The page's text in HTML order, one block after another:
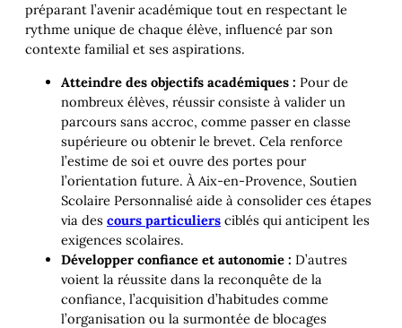
préparant l’avenir académique tout en respectant le
rythme unique de chaque élève, influencé par son
contexte familial et ses aspirations.
Atteindre des objectifs académiques : Pour de
nombreux élèves, réussir consiste à valider un
parcours sans accroc, comme passer en classe
supérieure ou obtenir le brevet. Cela renforce
l’estime de soi et ouvre des portes pour
l’orientation future. À Aix-en-Provence, Soutien
Scolaire Personnalisé aide à consolider ces étapes
via des cours particuliers ciblés qui anticipent les
exigences scolaires.
Développer confiance et autonomie : D’autres
voient la réussite dans la reconquête de la
confiance, l’acquisition d’habitudes comme
l’organisation ou la surmontée de blocages